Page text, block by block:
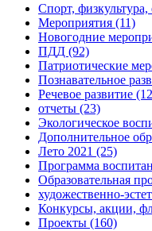
Спорт, физкультура,
Мероприятия (11)
Новогодние
ПДД (92)
Патриотические
Познавательное
Речевое развитие
отчеты (23)
Экологическое
Дополнительное
Лето 2021 (25)
Программа
Образовательная
художественно-
Конкурсы, акции,
Проекты (160)